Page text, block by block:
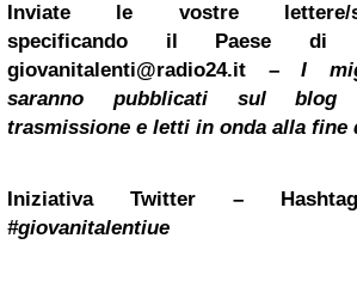
Inviate le vostre lettere/
specificando il Paese di
giovanitalenti@radio24.it – I
saranno pubblicati sul blog
trasmissione e letti in onda alla fine
Iniziativa Twitter –
#giovanitalentiue